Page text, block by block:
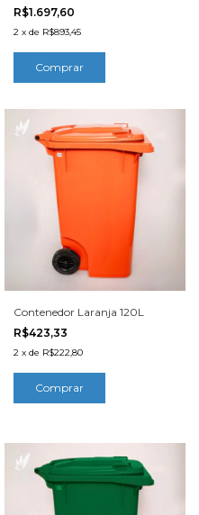
R$1.697,60
2 x de R$893,45
Contenedor Laranja 120L
R$423,33
2 x de R$222,80